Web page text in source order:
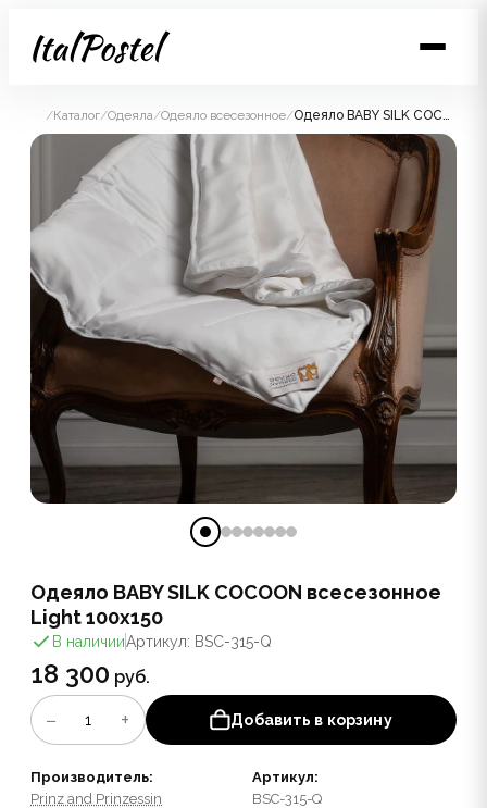
/Каталог/Одеяла/Одеяло всесезонное/ Одеяло BABY SILK COCOON всесезонное Light 100x150
Одеяло BABY SILK COCOON всесезонное
Light 100x150
В наличииАртикул: BSC-315-Q
18 300 руб.
− 1 + Добавить в корзину
Производитель:
Prinz and Prinzessin
Артикул:
BSC-315-Q